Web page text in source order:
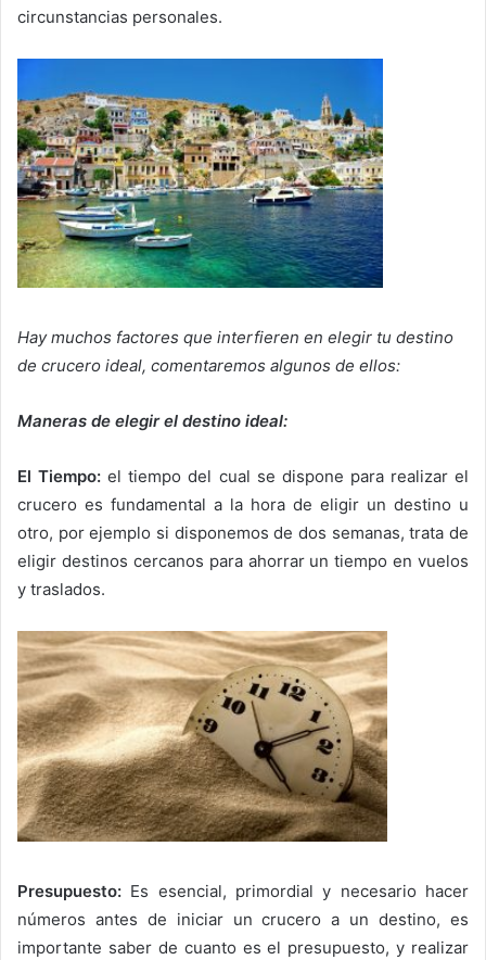
circunstancias personales.
Hay muchos factores que interfieren en elegir tu destino
de crucero ideal, comentaremos algunos de ellos:
Maneras de elegir el destino ideal:
El Tiempo: el tiempo del cual se dispone para realizar el
crucero es fundamental a la hora de eligir un destino u
otro, por ejemplo si disponemos de dos semanas, trata de
eligir destinos cercanos para ahorrar un tiempo en vuelos
y traslados.
Presupuesto: Es esencial, primordial y necesario hacer
números antes de iniciar un crucero a un destino, es
importante saber de cuanto es el presupuesto, y realizar